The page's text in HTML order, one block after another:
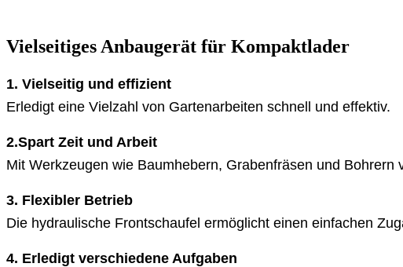
Vielseitiges Anbaugerät für Kompaktlader
1. Vielseitig und effizient
Erledigt eine Vielzahl von Gartenarbeiten schnell und effektiv.
2.Spart Zeit und Arbeit
Mit Werkzeugen wie Baumhebern, Grabenfräsen und
3. Flexibler Betrieb
Die hydraulische Frontschaufel ermöglicht einen einfachen
4. Erledigt verschiedene Aufgaben